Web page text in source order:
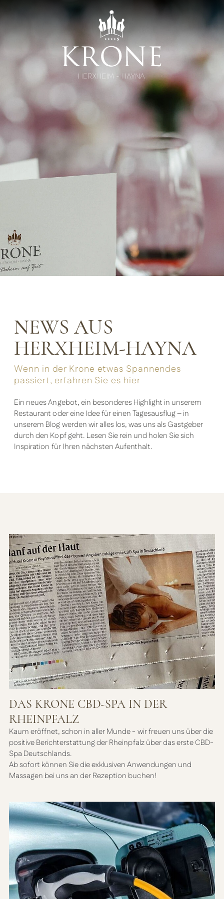
NEWS AUS
HERXHEIM-HAYNA
Wenn in der Krone etwas Spannendes
passiert, erfahren Sie es hier
Ein neues Angebot, ein besonderes Highlight in unserem
Restaurant oder eine Idee für einen Tagesausflug – in
unserem Blog werden wir alles los, was uns als Gastgeber
durch den Kopf geht. Lesen Sie rein und holen Sie sich
Inspiration für Ihren nächsten Aufenthalt.
DAS KRONE CBD-SPA IN DER
RHEINPFALZ
Kaum eröffnet, schon in aller Munde - wir freuen uns über die
positive Berichterstattung der Rheinpfalz über das erste CBD-
Spa Deutschlands.
Ab sofort können Sie die exklusiven Anwendungen und
Massagen bei uns an der Rezeption buchen!